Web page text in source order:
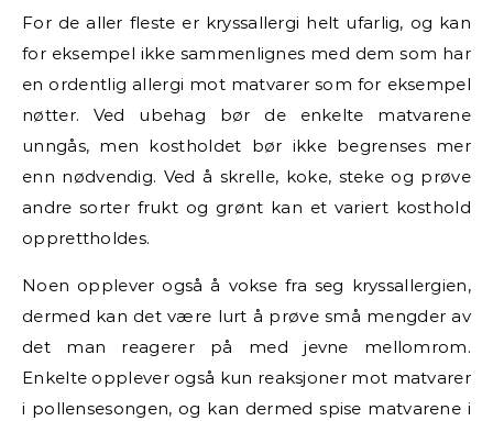
For de aller fleste er kryssallergi helt ufarlig, og kan
for eksempel ikke sammenlignes med dem som har
en ordentlig allergi mot matvarer som for eksempel
nøtter. Ved ubehag bør de enkelte matvarene
unngås, men kostholdet bør ikke begrenses mer
enn nødvendig. Ved å skrelle, koke, steke og prøve
andre sorter frukt og grønt kan et variert kosthold
opprettholdes.
Noen opplever også å vokse fra seg kryssallergien,
dermed kan det være lurt å prøve små mengder av
det man reagerer på med jevne mellomrom.
Enkelte opplever også kun reaksjoner mot matvarer
i pollensesongen, og kan dermed spise matvarene i